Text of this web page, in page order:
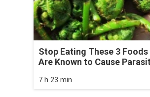
Stop Eating These 3
Are Known to Cause
7 h 23 min